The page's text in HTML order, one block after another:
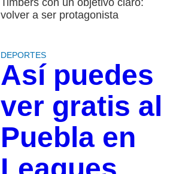
Timbers con un objetivo claro:
volver a ser protagonista
DEPORTES
Así puedes
ver gratis al
Puebla en